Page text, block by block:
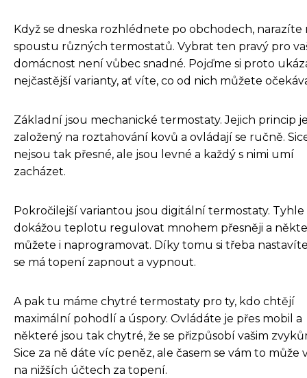
Když se dneska rozhlédnete po obchodech, narazíte
spoustu různých termostatů. Vybrat ten pravý pro
domácnost není vůbec snadné. Pojďme si proto
nejčastější varianty, ať víte, co od nich můžete
Základní jsou mechanické termostaty. Jejich princip
založený na roztahování kovů a ovládají se ručně.
nejsou tak přesné, ale jsou levné a každý s nimi umí
zacházet.
Pokročilejší variantou jsou digitální termostaty. Tyhle
dokážou teplotu regulovat mnohem přesněji a
můžete i naprogramovat. Díky tomu si třeba
se má topení zapnout a vypnout.
A pak tu máme chytré termostaty pro ty, kdo chtějí
maximální pohodlí a úspory. Ovládáte je přes mobil a
některé jsou tak chytré, že se přizpůsobí vašim
Sice za ně dáte víc peněz, ale časem se vám to může
na nižších účtech za topení.